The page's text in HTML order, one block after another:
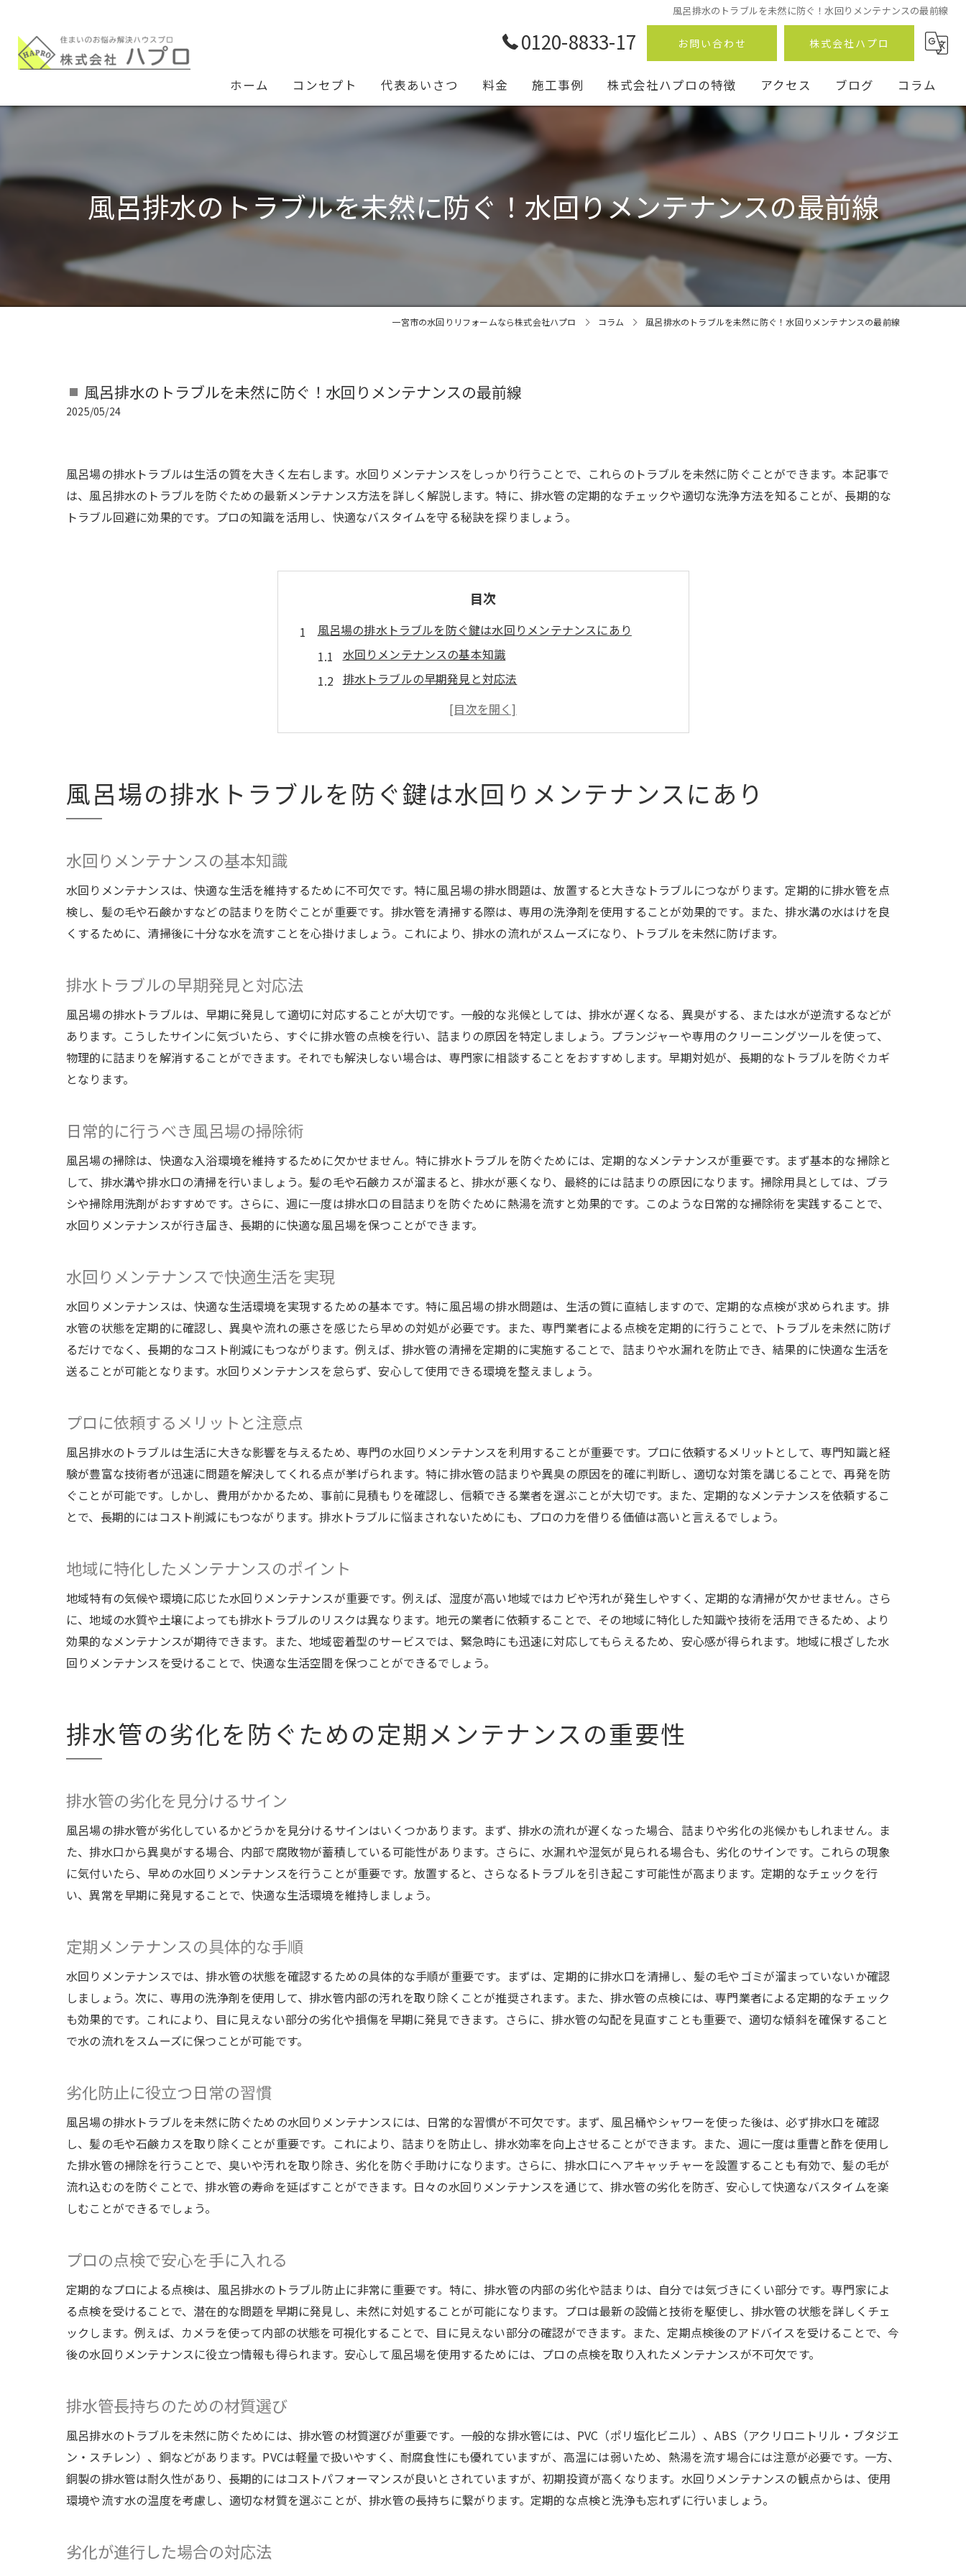
風呂排水のトラブルを未然に防ぐ！水回りメンテナンスの最前線
0120-8833-17 お問い合わせ 株式会社ハプロ
ホーム コンセプト 代表あいさつ 料金 施工事例 株式会社ハプロの特徴
トイレ
浴室
キッチン
設備工事
アクセス ブログ コラム
風呂排水のトラブルを未然に防ぐ！水回りメンテナンスの最前線
一宮市の水回りリフォームなら株式会社ハプロ コラム 風呂排水のトラブルを未然に防ぐ！水回りメンテナンスの最前線
風呂排水のトラブルを未然に防ぐ！水回りメンテナンスの最前線
2025/05/24
風呂場の排水トラブルは生活の質を大きく左右します。水回りメンテナンスをしっかり行うことで、これらのトラブルを未然に防ぐことができます。本記事で
は、風呂排水のトラブルを防ぐための最新メンテナンス方法を詳しく解説します。特に、排水管の定期的なチェックや適切な洗浄方法を知ることが、長期的な
トラブル回避に効果的です。プロの知識を活用し、快適なバスタイムを守る秘訣を探りましょう。
目次
風呂場の排水トラブルを防ぐ鍵は水回りメンテナンスにあり
水回りメンテナンスの基本知識
排水トラブルの早期発見と対応法
日常的に行うべき風呂場の掃除術
排水管の劣化を防ぐための定期メンテナンスの重要性
プロの点検で安心を手に入れる
排水管長持ちのための材質選び
プロが使用する最新の工具と技術
風呂場の配置と設計がもたらす影響
DIYでできる簡単メンテナンス
毎日の水回りチェックリスト
快適なバスタイムのための設備更新
リラックスできる空間作りのポイント
風呂排水の詰まりを防ぐ最新のメンテナンス技術
最新の排水管クリーニング技術
詰まりやすい原因とその対策
技術革新がもたらす未来の水回り
定期的な水回りチェックで長期的なトラブル回避を実現
水回りチェックポイントの徹底解説
専門家による定期的なアドバイス
家族全員で行うチェックリスト
風呂場の水回りメンテナンスが生活の質を向上させる理由
メンテナンスによる経済的効果
プロフェッショナルの知識を活用した水回りメンテナンスの最前線
プロが推奨する最新のメンテナンス方法
業界のトレンドと新技術
プロの知識を家庭に活かす方法
プロの視点から見る水回りの未来
風呂場の排水トラブルを防ぐ鍵は水回りメンテナンスにあり
水回りメンテナンスの基本知識
水回りメンテナンスは、快適な生活を維持するために不可欠です。特に風呂場の排水問題は、放置すると大きなトラブルにつながります。定期的に排水管を点
検し、髪の毛や石鹸かすなどの詰まりを防ぐことが重要です。排水管を清掃する際は、専用の洗浄剤を使用することが効果的です。また、排水溝の水はけを良
くするために、清掃後に十分な水を流すことを心掛けましょう。これにより、排水の流れがスムーズになり、トラブルを未然に防げます。
排水トラブルの早期発見と対応法
風呂場の排水トラブルは、早期に発見して適切に対応することが大切です。一般的な兆候としては、排水が遅くなる、異臭がする、または水が逆流するなどが
あります。こうしたサインに気づいたら、すぐに排水管の点検を行い、詰まりの原因を特定しましょう。プランジャーや専用のクリーニングツールを使って、
物理的に詰まりを解消することができます。それでも解決しない場合は、専門家に相談することをおすすめします。早期対処が、長期的なトラブルを防ぐカギ
となります。
日常的に行うべき風呂場の掃除術
風呂場の掃除は、快適な入浴環境を維持するために欠かせません。特に排水トラブルを防ぐためには、定期的なメンテナンスが重要です。まず基本的な掃除と
して、排水溝や排水口の清掃を行いましょう。髪の毛や石鹸カスが溜まると、排水が悪くなり、最終的には詰まりの原因になります。掃除用具としては、ブラ
シや掃除用洗剤がおすすめです。さらに、週に一度は排水口の目詰まりを防ぐために熱湯を流すと効果的です。このような日常的な掃除術を実践することで、
水回りメンテナンスが行き届き、長期的に快適な風呂場を保つことができます。
水回りメンテナンスで快適生活を実現
水回りメンテナンスは、快適な生活環境を実現するための基本です。特に風呂場の排水問題は、生活の質に直結しますので、定期的な点検が求められます。排
水管の状態を定期的に確認し、異臭や流れの悪さを感じたら早めの対処が必要です。また、専門業者による点検を定期的に行うことで、トラブルを未然に防げ
るだけでなく、長期的なコスト削減にもつながります。例えば、排水管の清掃を定期的に実施することで、詰まりや水漏れを防止でき、結果的に快適な生活を
送ることが可能となります。水回りメンテナンスを怠らず、安心して使用できる環境を整えましょう。
プロに依頼するメリットと注意点
風呂排水のトラブルは生活に大きな影響を与えるため、専門の水回りメンテナンスを利用することが重要です。プロに依頼するメリットとして、専門知識と経
験が豊富な技術者が迅速に問題を解決してくれる点が挙げられます。特に排水管の詰まりや異臭の原因を的確に判断し、適切な対策を講じることで、再発を防
ぐことが可能です。しかし、費用がかかるため、事前に見積もりを確認し、信頼できる業者を選ぶことが大切です。また、定期的なメンテナンスを依頼するこ
とで、長期的にはコスト削減にもつながります。排水トラブルに悩まされないためにも、プロの力を借りる価値は高いと言えるでしょう。
地域に特化したメンテナンスのポイント
地域特有の気候や環境に応じた水回りメンテナンスが重要です。例えば、湿度が高い地域ではカビや汚れが発生しやすく、定期的な清掃が欠かせません。さら
に、地域の水質や土壌によっても排水トラブルのリスクは異なります。地元の業者に依頼することで、その地域に特化した知識や技術を活用できるため、より
効果的なメンテナンスが期待できます。また、地域密着型のサービスでは、緊急時にも迅速に対応してもらえるため、安心感が得られます。地域に根ざした水
回りメンテナンスを受けることで、快適な生活空間を保つことができるでしょう。
排水管の劣化を防ぐための定期メンテナンスの重要性
排水管の劣化を見分けるサイン
風呂場の排水管が劣化しているかどうかを見分けるサインはいくつかあります。まず、排水の流れが遅くなった場合、詰まりや劣化の兆候かもしれません。ま
た、排水口から異臭がする場合、内部で腐敗物が蓄積している可能性があります。さらに、水漏れや湿気が見られる場合も、劣化のサインです。これらの現象
に気付いたら、早めの水回りメンテナンスを行うことが重要です。放置すると、さらなるトラブルを引き起こす可能性が高まります。定期的なチェックを行
い、異常を早期に発見することで、快適な生活環境を維持しましょう。
定期メンテナンスの具体的な手順
水回りメンテナンスでは、排水管の状態を確認するための具体的な手順が重要です。まずは、定期的に排水口を清掃し、髪の毛やゴミが溜まっていないか確認
しましょう。次に、専用の洗浄剤を使用して、排水管内部の汚れを取り除くことが推奨されます。また、排水管の点検には、専門業者による定期的なチェック
も効果的です。これにより、目に見えない部分の劣化や損傷を早期に発見できます。さらに、排水管の勾配を見直すことも重要で、適切な傾斜を確保すること
で水の流れをスムーズに保つことが可能です。
劣化防止に役立つ日常の習慣
風呂場の排水トラブルを未然に防ぐための水回りメンテナンスには、日常的な習慣が不可欠です。まず、風呂桶やシャワーを使った後は、必ず排水口を確認
し、髪の毛や石鹸カスを取り除くことが重要です。これにより、詰まりを防止し、排水効率を向上させることができます。また、週に一度は重曹と酢を使用し
た排水管の掃除を行うことで、臭いや汚れを取り除き、劣化を防ぐ手助けになります。さらに、排水口にヘアキャッチャーを設置することも有効で、髪の毛が
流れ込むのを防ぐことで、排水管の寿命を延ばすことができます。日々の水回りメンテナンスを通じて、排水管の劣化を防ぎ、安心して快適なバスタイムを楽
しむことができるでしょう。
プロの点検で安心を手に入れる
定期的なプロによる点検は、風呂排水のトラブル防止に非常に重要です。特に、排水管の内部の劣化や詰まりは、自分では気づきにくい部分です。専門家によ
る点検を受けることで、潜在的な問題を早期に発見し、未然に対処することが可能になります。プロは最新の設備と技術を駆使し、排水管の状態を詳しくチェ
ックします。例えば、カメラを使って内部の状態を可視化することで、目に見えない部分の確認ができます。また、定期点検後のアドバイスを受けることで、今
後の水回りメンテナンスに役立つ情報も得られます。安心して風呂場を使用するためには、プロの点検を取り入れたメンテナンスが不可欠です。
排水管長持ちのための材質選び
風呂排水のトラブルを未然に防ぐためには、排水管の材質選びが重要です。一般的な排水管には、PVC（ポリ塩化ビニル）、ABS（アクリロニトリル・ブタジエ
ン・スチレン）、銅などがあります。PVCは軽量で扱いやすく、耐腐食性にも優れていますが、高温には弱いため、熱湯を流す場合には注意が必要です。一方、
銅製の排水管は耐久性があり、長期的にはコストパフォーマンスが良いとされていますが、初期投資が高くなります。水回りメンテナンスの観点からは、使用
環境や流す水の温度を考慮し、適切な材質を選ぶことが、排水管の長持ちに繋がります。定期的な点検と洗浄も忘れずに行いましょう。
劣化が進行した場合の対応法